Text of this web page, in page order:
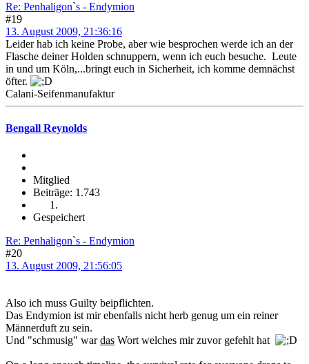
Re: Penhaligon`s - Endymion
#19
13. August 2009, 21:36:16
Leider hab ich keine Probe, aber wie besprochen werde ich an der
Flasche deiner Holden schnuppern, wenn ich euch besuche. Leute
in und um Köln,...bringt euch in Sicherheit, ich komme demnächst
öfter.
Calani-Seifenmanufaktur
Bengall Reynolds
Mitglied
Beiträge: 1.743
Gespeichert
Re: Penhaligon`s - Endymion
#20
13. August 2009, 21:56:05
Also ich muss Guilty beipflichten.
Das Endymion ist mir ebenfalls nicht herb genug um ein reiner
Männerduft zu sein.
Und "schmusig" wardas Wort welches mir zuvor gefehlt hat